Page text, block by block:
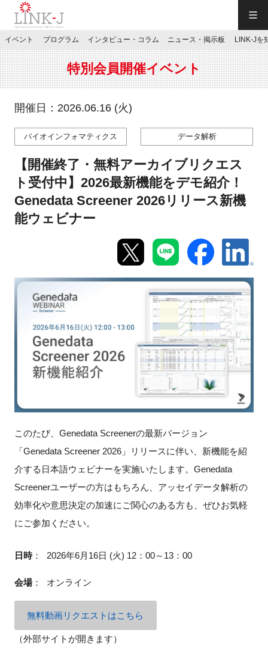
JP／EN
特別会員専用メニュー
施設ご予約
お問い合わせ
新規登録
イベント
プログラム
LINK-Jを知る
施設・アクセス
イベントお知らせメール登録
イベント プログラム インタビュー・コラム ニュース・掲示板 LINK-Jを
特別会員開催イベント
開催日：2026.06.16 (火)
バイオインフォマティクス データ解析
【開催終了・無料アーカイブリクエス
ト受付中】2026最新機能をデモ紹介！
Genedata Screener 2026リリース新機
能ウェビナー
このたび、Genedata Screenerの最新バージョン
「Genedata Screener 2026」リリースに伴い、新機能を紹
介する日本語ウェビナーを実施いたします。Genedata
Screenerユーザーの方はもちろん、アッセイデータ解析の
効率化や意思決定の加速にご関心のある方も、ぜひお気軽
にご参加ください。
日時： 2026年6月16日 (火) 12：00～13：00
会場： オンライン
無料動画リクエストはこちら
（外部サイトが開きます）